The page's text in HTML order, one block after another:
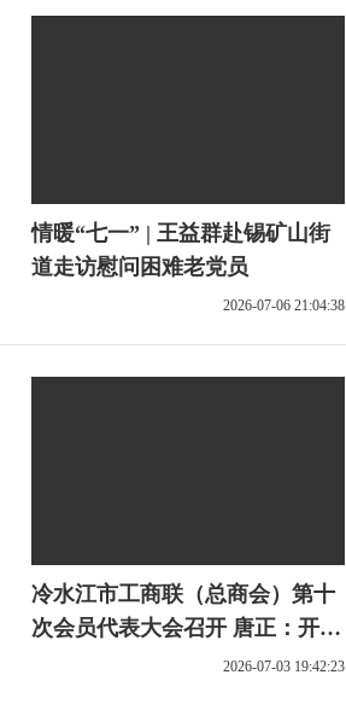
情暖“七一” | 王益群赴锡矿山街
道走访慰问困难老党员
2026-07-06 21:04:38
冷水江市工商联（总商会）第十
次会员代表大会召开 唐正：开拓
进取真抓实干 奋力谱写工商联事
2026-07-03 19:42:23